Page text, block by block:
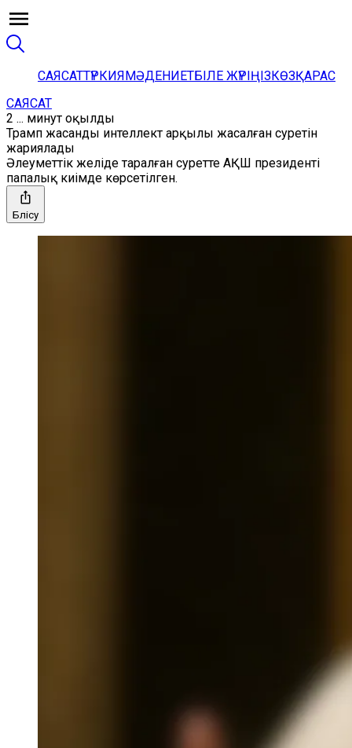
САЯСАТТҮРКИЯМӘДЕНИЕТБІЛЕ ЖҮРІҢІЗКӨЗҚАРАС
САЯСАТ
2 ... минут оқылды
Трамп жасанды интеллект арқылы жасалған суретін
жариялады
Әлеуметтік желіде таралған суретте АҚШ президенті
папалық киімде көрсетілген.
Бөлісу